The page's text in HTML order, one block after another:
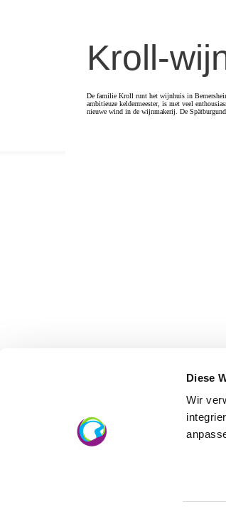
Diese
Wir
Kroll-
De familie Kroll runt het wijnhuis in
ambitieuze keldermeester, is met veel
nieuwe wind in de wijnmakerij. De